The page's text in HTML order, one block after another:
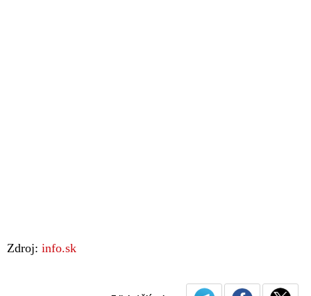
Zdroj: info.sk